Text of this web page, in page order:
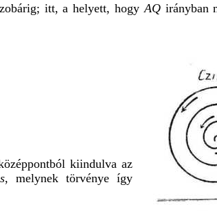
itt, a helyett, hogy AQirányban
kiindulva az
, melynek törvénye így